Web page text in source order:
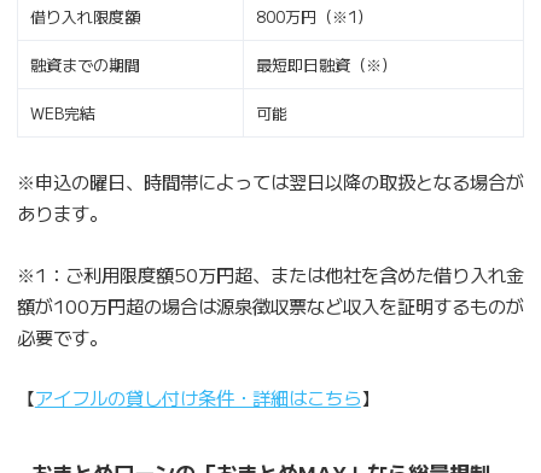
借り入れ限度額 800万円（※1）
融資までの期間 最短即日融資（※）
WEB完結 可能
※申込の曜日、時間帯によっては翌日以降の取扱となる場合が
あります。
※1：ご利用限度額50万円超、または他社を含めた借り入れ金
額が100万円超の場合は源泉徴収票など収入を証明するものが
必要です。
【アイフルの貸し付け条件・詳細はこちら】